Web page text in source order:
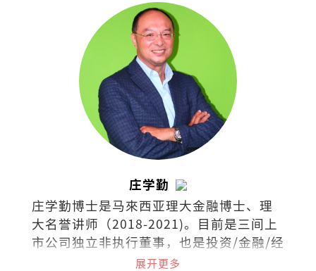
庄学勤
庄学勤博士是马來西亚理大金融博士、理
大名誉讲师（2018-2021)。目前是三间上
市公司独立非执行董事，也是投资/金融/经
济领域的培训讲师。展开更多